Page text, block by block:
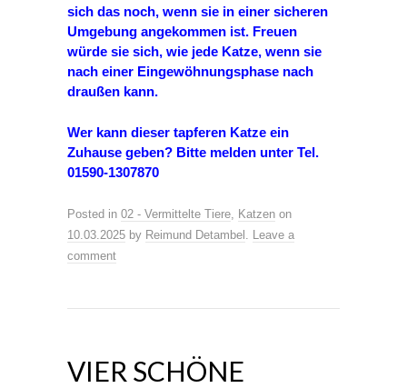
sich das noch, wenn sie in einer sicheren
Umgebung angekommen ist. Freuen
würde sie sich, wie jede Katze, wenn sie
nach einer Eingewöhnungsphase nach
draußen kann.
Wer kann dieser tapferen Katze ein
Zuhause geben? Bitte melden unter Tel.
01590-1307870
Posted in 02 - Vermittelte Tiere, Katzen on
10.03.2025 by Reimund Detambel . Leave a
comment
VIER SCHÖNE